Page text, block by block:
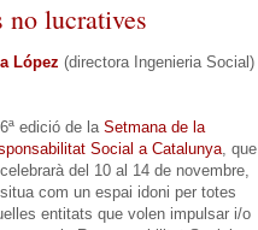
no lucratives
López (directora Ingenieria Social)
edició de laSetmana de la
Social a Catalunya, que
del 10 al 14 de novembre,
com un espai idoni per totes
entitats que volen impulsar i/o